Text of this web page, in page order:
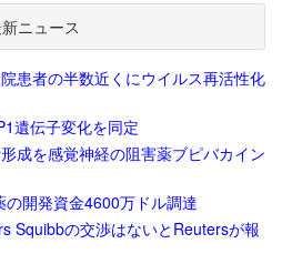
ニュース
患者の半数近くにウイルス再活性化
遺伝子変化を同定
成を感覚神経の阻害薬ブピバカイン
開発資金4600万ドル調達
Squibbの交渉はないとReutersが報